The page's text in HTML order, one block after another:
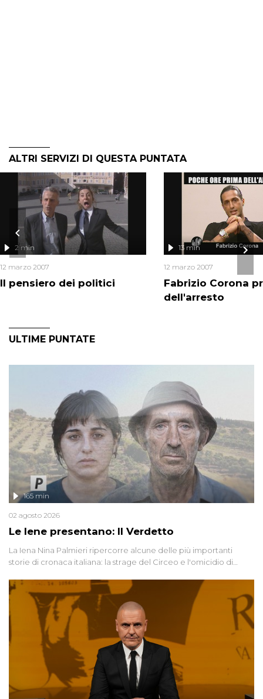
ALTRI SERVIZI DI QUESTA PUNTATA
Il pensiero dei politici
2 min
12 marzo 2007
Fabrizio Corona
dell'arresto
13 min
12 marzo 2007
ULTIME PUNTATE
Le Iene presentano: Il Verdetto
165 min
02 agosto 2026
La Iena Nina Palmieri ripercorre alcune delle più importanti
storie di cronaca italiana: la strage del Circeo e l'omicidio di